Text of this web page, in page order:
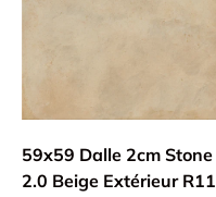
59x59 Dalle 2cm Stone
2.0 Beige Extérieur R11